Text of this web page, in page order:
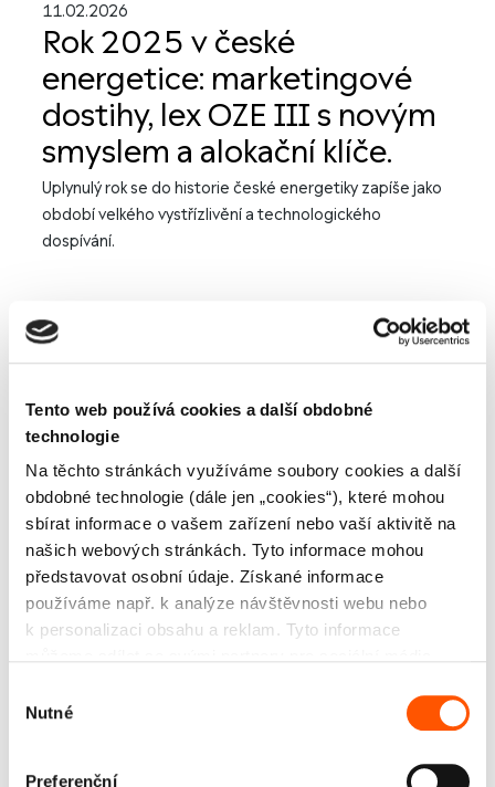
Tento web používá cookies a další obdobné
technologie
Na těchto stránkách využíváme soubory cookies a další
obdobné technologie (dále jen „cookies“), které mohou
sbírat informace o vašem zařízení nebo vaší aktivitě na
našich webových stránkách. Tyto informace mohou
představovat osobní údaje. Získané informace
používáme např. k analýze návštěvnosti webu nebo
k personalizaci obsahu a reklam. Tyto informace
s dalšími informacemi, které jste jim poskytli nebo které
získali v důsledku toho, že používáte jejich služby. Jaké
typy cookies používáme, naleznete níže v přehledné
souhlasu
Nutné
Preferenční
11.02.2026
Rok 2025 v české
energetice: marketingové
dostihy, lex OZE III s novým
smyslem a alokační klíče.
Uplynulý rok se do historie české energetiky zapíše jako
období velkého vystřízlivění a technologického
dospívání.
14.01.2026
Spotový trh s elektřinou v
roce 2025: více záporných
hodin, přesto meziročně o
15 % dražší.
02.12.2025
Regulované ceny energií
porostou jen mírně, větší
straně dodavatelů.
regulovaných cenách elektřiny a plynu na rok 2026